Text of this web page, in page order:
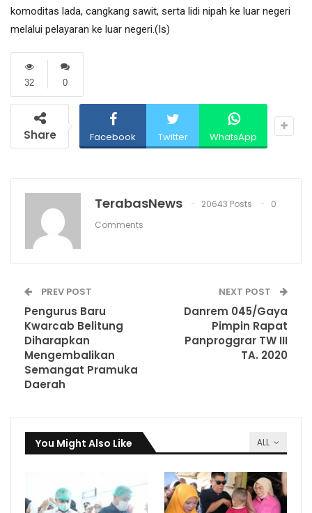
komoditas lada, cangkang sawit, serta lidi nipah ke luar negeri
melalui pelayaran ke luar negeri.(Is)
0
32
Share Facebook Twitter WhatsApp
TerabasNews 20643 Posts
0
Comments
PREV POST
Pengurus Baru
Kwarcab Belitung
Diharapkan
Mengembalikan
Semangat Pramuka
Daerah
NEXT POST
Danrem 045/Gaya
Pimpin Rapat
Panproggrar TW III
TA. 2020
ALL
You Might Also Like